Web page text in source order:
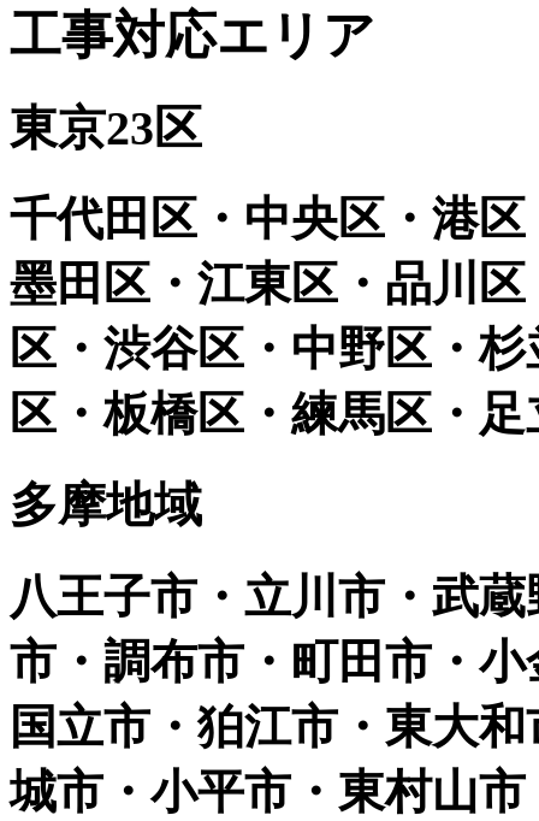
工事対応エリア
東京23区
千代田区・中央区・港
墨田区・江東区・品川
区・渋谷区・中野区・
区・板橋区・練馬区・
多摩地域
八王子市・立川市・武
市・調布市・町田市・
国立市・狛江市・東大
城市・小平市・東村山